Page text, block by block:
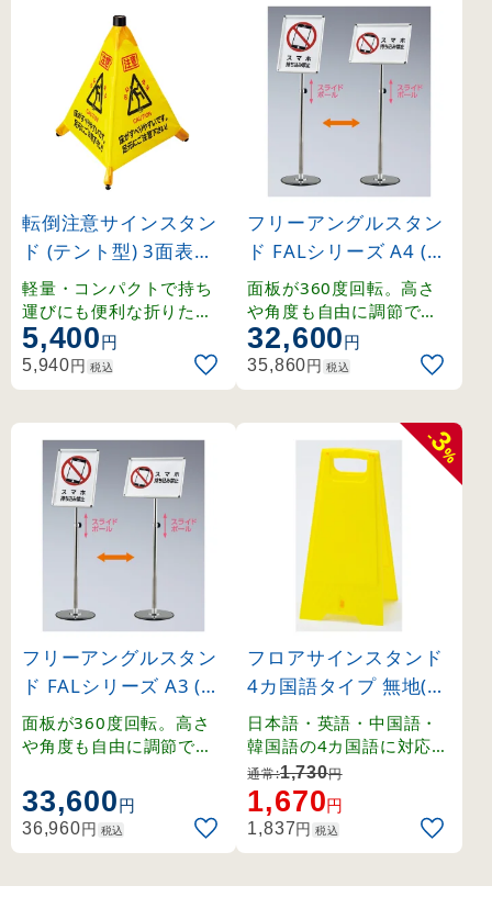
転倒注意サインスタン
ド (テント型) 3面表示 (
146140)
軽量・コンパクトで持ち
運びにも便利な折りたた
み式のサインスタンド。
5,400円
5,940円 税込
フリーアングルスタン
ド FALシリーズ A4 (32
7065)
面板が360度回転。高さ
や角度も自由に調節でき
るポスタースタンド。
32,600円
35,860円 税込
フリーアングルスタン
ド FALシリーズ A3 (32
7066)
面板が360度回転。高さ
や角度も自由に調節でき
33,600円
36,960円 税込
-
3
%
フロアサインスタンド
4カ国語タイプ 無地(ス
テッカーなし) (33740
0)
日本語・英語・中国語・
韓国語の4カ国語に対応し
たフロアサイン。
通常:1,730円
1,670円
1,837円 税込